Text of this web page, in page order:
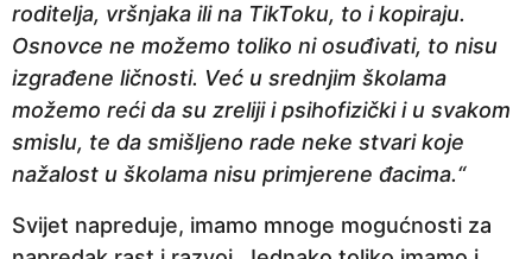
roditelja, vršnjaka ili na TikToku, to i kopiraju.
Osnovce ne možemo toliko ni osuđivati, to nisu
izgrađene ličnosti. Već u srednjim školama
možemo reći da su zreliji i psihofizički i u svakom
smislu, te da smišljeno rade neke stvari koje
nažalost u školama nisu primjerene đacima.“
Svijet napreduje, imamo mnoge mogućnosti za